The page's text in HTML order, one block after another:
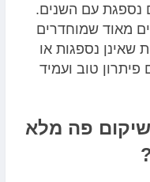
נספגת עם השנים.
מאוד שמוחדרים
שאינן נספגות או
פיתרון טוב ועמיד
פה מלא